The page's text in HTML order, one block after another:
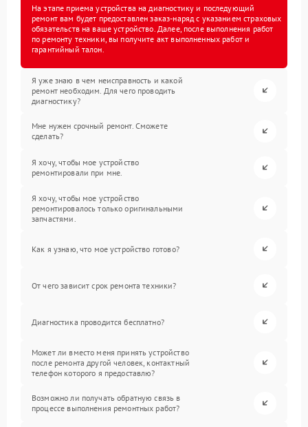
На этапе приема устройства на диагностику и последующий
ремонт вам будет предоставлен заказ-наряд с указанием страховых
обязательств на ваше устройство. Далее, после выполнения работ
по ремонту техники, вы получите акт выполненных работ и
гарантийный талон.
Я уже знаю в чем неисправность и какой
ремонт необходим. Для чего проводить
диагностику?
Мне нужен срочный ремонт. Сможете
сделать?
Я хочу, чтобы мое устройство
ремонтировали при мне.
Я хочу, чтобы мое устройство
ремонтировалось только оригинальными
запчастями.
Как я узнаю, что мое устройство готово?
От чего зависит срок ремонта техники?
Диагностика проводится бесплатно?
Может ли вместо меня принять устройство
после ремонта другой человек, контактный
телефон которого я предоставлю?
Возможно ли получать обратную связь в
процессе выполнения ремонтных работ?